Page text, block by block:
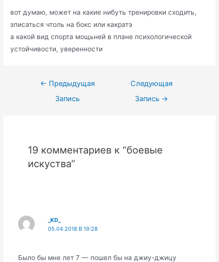
вот думаю, может на какие нибуть тренировки сходить,
зписаться чтоль на бокс или какратэ
а какой вид спорта мощьней в плане психологической
устойчивости, уверенности
Навигация
← Предыдущая
Запись
Следующая
Запись →
19 комментариев к “боевые
искуства”
_KD_
05.04.2018 В 19:28
Было бы мне лет 7 — пошел бы на джиу-джицу